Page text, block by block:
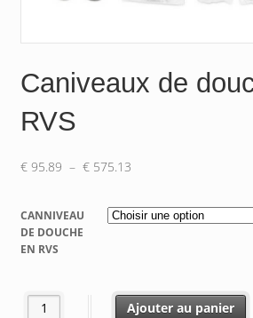
Caniveaux de
RVS
€95.89 – €575.13Plage
prix :
€ 95.89
CANNIVEAU
DE DOUCHE
EN RVS
quantité de Caniveaux de douche en RVS
Ajouter au panier